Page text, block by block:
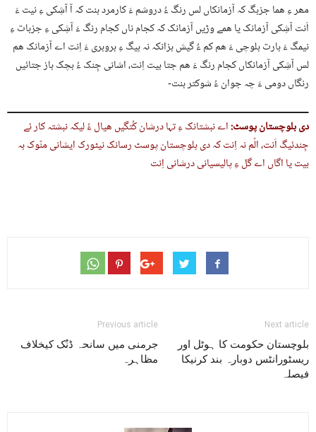
مھر ءِ ھما جزبگ کہ آزمانکاں لس رنگ ءُ دروشم ءَ کارمرد بنت کہ آ آشِکی ءِ نیت ءَ
اَنت آشِکی آزمانک یا ھمے وڑیں آزمانک کہ کجام ناں کجام رنگ ءَ آشِکی ءِ جزبات ءِ
نیمگ ءَ بارت بلوچی ءَ ھم کم ءُ گیش بزانکہ نہ بیگ ءِ بروبری ءَ اِنت اے آزمانک ھم
لس آشِکی آزمانکاں کجام رنگ ءَ ھم جتا بیت اِنت، اشانی جِنک ءُ بچک باز جتائیں
رنگاں دومی ءَ چہ جوان ءُ شوکتر بنت-
دی بلوچستان پوسٹ:اے نبشتانک ءِ تہا درشان کُتگیں ھیال ءُ لیکہ نبشتہ کار ئے
جِندئیگ اَنت، الّم نہ اِنت کہ دی بلوچستان پوسٹ رسانک نیٹورک ایشانی منّوک بہ
بیت یا اگاں اے گل ءِ پالیسیانی درشانی اِنت
Previous article
جرمنی میں سانحہ ڈنُک کیخلاف
مظاہرہ
Next article
بلوچستان حکومت کا ہوٹل اور
ریسٹورانٹس دوبارہ بند کرنیکا
فیصلہ